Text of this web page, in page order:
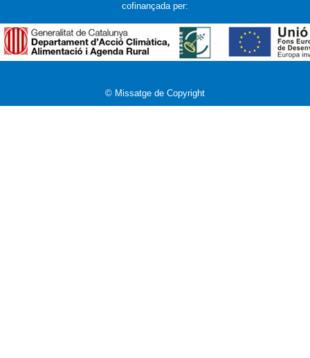
cofinançada per:
© Missatge de Copyright